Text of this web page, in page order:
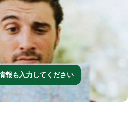
報も入力してください